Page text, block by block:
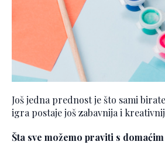
Još jedna prednost je što sami
igra postaje još zabavnija i
Šta sve možemo praviti s